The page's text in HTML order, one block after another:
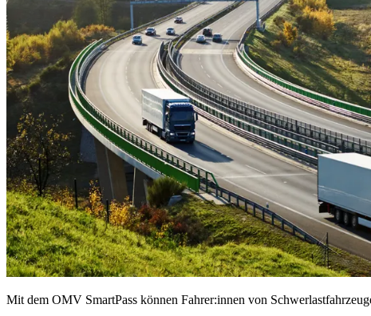
Mit dem OMV SmartPass können Fahrer:innen von